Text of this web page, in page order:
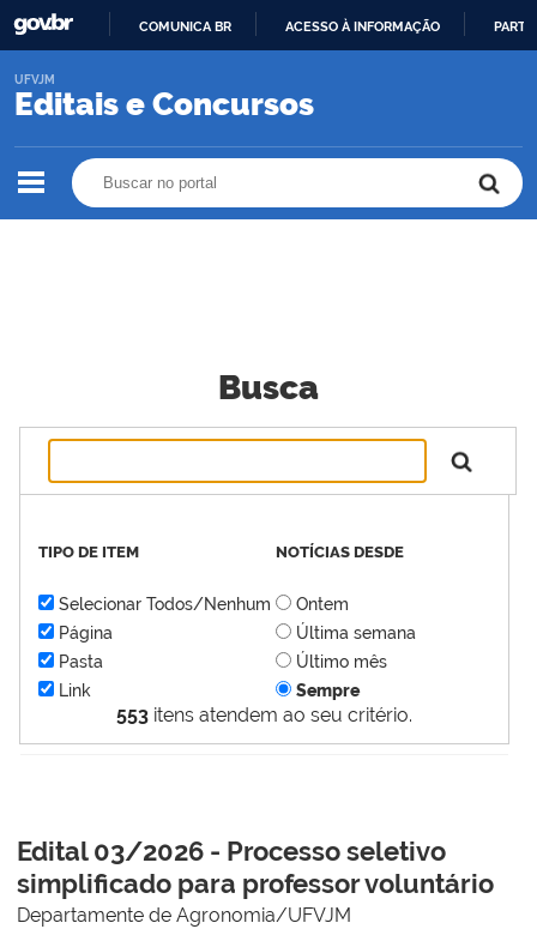
O
COMUNICA BR ACESSO À INFORMAÇÃO
Editais e Concursos
UFVJM
Busca
553 itens atendem ao seu critério.
TIPO DE ITEM
Selecionar Todos/Nenhum
Página
Pasta
Link
NOTÍCIAS DESDE
Ontem
Última semana
Último mês
Sempre
Edital 03/2026 - Processo seletivo
simplificado para professor voluntário
Departamente de Agronomia/UFVJM